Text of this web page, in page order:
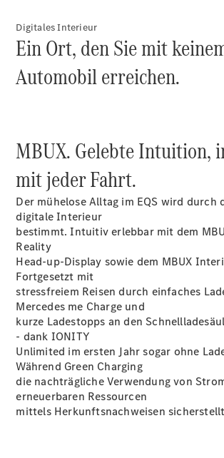
Innovation
Benz
Best Deal
Leasing
Privatkunden
Leasing
Gewerbekunden
Finanzierung
Privatkunden
Finanzierung
Gewerbekunden
Kurzfristig
verfügbare
Angebote
V-Klasse
V-Klasse
Marco Polo
Digitales Interieur
Ein Ort, den Sie mit
Automobil erreichen.
MBUX. Gelebte Intuition,
mit jeder Fahrt.
Der mühelose Alltag im EQS wird durch
digitale Interieur
bestimmt. Intuitiv erlebbar mit dem
Reality
Head-up-Display sowie dem MBUX
Fortgesetzt mit
stressfreiem Reisen durch einfaches
Mercedes me Charge und
kurze Ladestopps an den
- dank IONITY
Unlimited im ersten Jahr sogar ohne
Während Green Charging
die nachträgliche Verwendung von
erneuerbaren Ressourcen
mittels Herkunftsnachweisen